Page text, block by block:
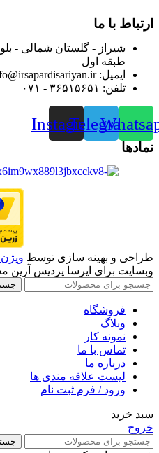
ارتباط با ما
شیراز - گلستان شمالی -
طبقه اول
ایمیل: info@irsapardisariyan.ir
تلفن: ۳۶۵۱۵۶۵۱ - ۰۷۱
Telegram
Instagram
نمادها
طراحی و بهینه سازی توسط ویژن
وبسایت برای ایرسا پردیس
فروشگاه
وبلاگ
نمونه کار
تماس با ما
درباره ما
لیست علاقه مندی ها
ورود / فرم ثبت نام
سبد خرید
خروج